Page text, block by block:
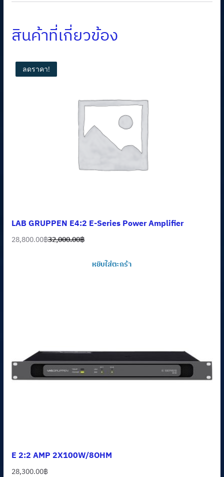
สินค้าที่เกี่ยวข้อง
ลดราคา!
LAB GRUPPEN E4:2 E-Series Power Amplifier
32,000.00฿
Original
28,800.00฿
Current
หยิบใส่ตะกร้า
E 2:2 AMP 2X100W/8OHM
28,300.00฿